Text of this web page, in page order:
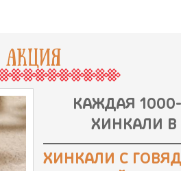
АКЦИЯ
КАЖДАЯ
ХИНКАЛИ
ХИНКАЛИ С